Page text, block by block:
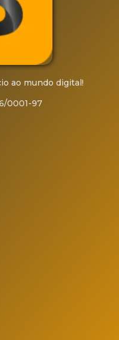
ao mundo digital!
0001-97